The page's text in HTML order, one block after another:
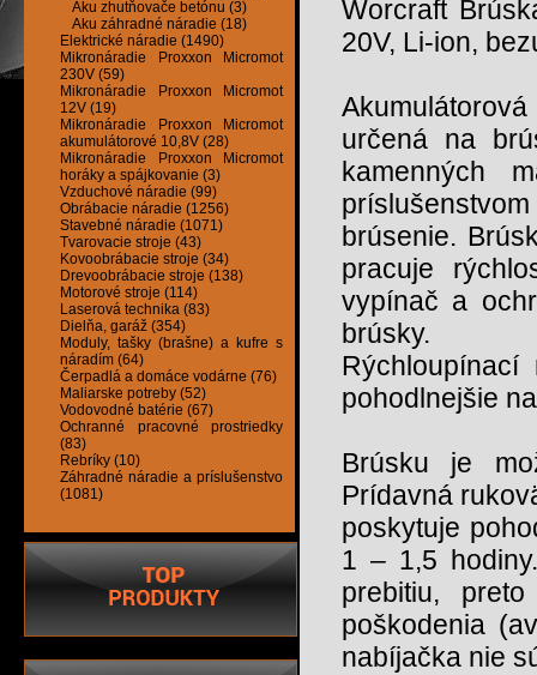
Aku zhutňovače betónu (3)
Aku záhradné náradie (18)
Elektrické náradie (1490)
Mikronáradie Proxxon Micromot
230V (59)
Mikronáradie Proxxon Micromot
12V (19)
Mikronáradie Proxxon Micromot
akumulátorové 10,8V (28)
Mikronáradie Proxxon Micromot
horáky a spájkovanie (3)
Vzduchové náradie (99)
Obrábacie náradie (1256)
Stavebné náradie (1071)
Tvarovacie stroje (43)
Kovoobrábacie stroje (34)
Drevoobrábacie stroje (138)
Motorové stroje (114)
Laserová technika (83)
Dielňa, garáž (354)
Moduly, tašky (brašne) a kufre s
náradím (64)
Čerpadlá a domáce vodárne (76)
Maliarske potreby (52)
Vodovodné batérie (67)
Ochranné pracovné prostriedky
(83)
Rebríky (10)
Záhradné náradie a príslušenstvo
(1081)
Worcraft
20V, Li-ion,
určená na
kamenných
brúsenie.
pracuje
vypínač a
brúsky.
pohodlnejšie
Brúsku je
Prídavná
poskytuje
1 – 1,5
prebitiu,
poškodenia
nabíjačka nie